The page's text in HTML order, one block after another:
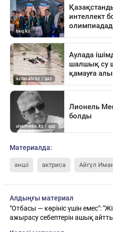
Материалда:
әнші актриса Айгүл
Алдыңғы материал
"Отбасы — көрініс үшін емес":
ажырасу себептерін ашық